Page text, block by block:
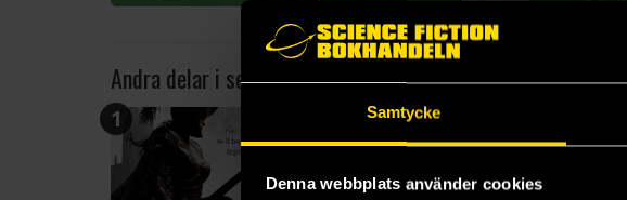
Samtycke
Denna webbplats använder cookies
Andra delar i serien
1